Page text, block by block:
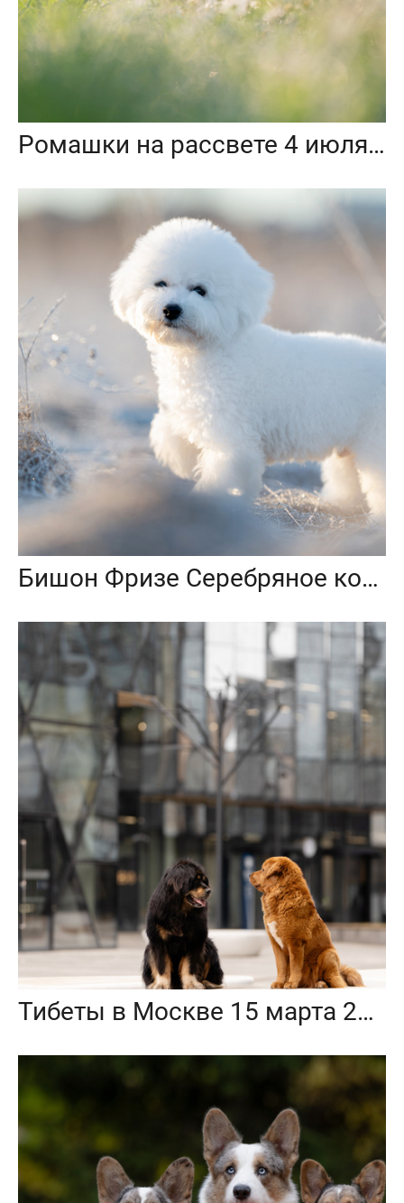
Ромашки на рассвете 4 июля 2025
Бишон Фризе Серебряное копытце 19 марта 2025
Тибеты в Москве 15 марта 2025